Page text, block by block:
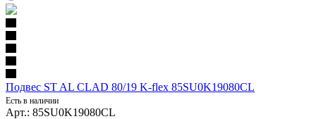
Подвес ST AL CLAD 80/19 K-flex 85SU0K19080CL
Есть в наличии
Арт.: 85SU0K19080CL